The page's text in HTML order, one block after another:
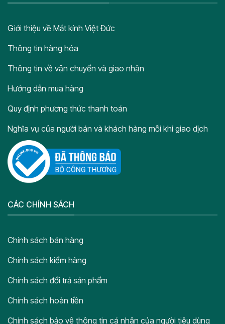
Giới thiệu về Mắt kính Việt Đức
Thông tin hàng hóa
Thông tin về vận chuyển và giao nhận
Hướng dẫn mua hàng
Quy định phương thức thanh toán
Nghĩa vụ của người bán và khách hàng mỗi khi giao dịch
CÁC CHÍNH SÁCH
Chính sách bán hàng
Chính sách kiểm hàng
Chính sách đổi trả sản phẩm
Chính sách hoàn tiền
Chính sách bảo vệ thông tin cá nhân của người tiêu dùng